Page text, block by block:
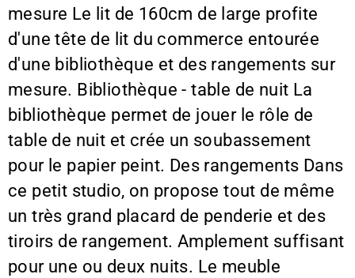
mesure Le lit de 160cm de large profite
d'une tête de lit du commerce entourée
d'une bibliothèque et des rangements sur
mesure. Bibliothèque - table de nuit La
bibliothèque permet de jouer le rôle de
table de nuit et crée un soubassement
pour le papier peint. Des rangements Dans
ce petit studio, on propose tout de même
un très grand placard de penderie et des
tiroirs de rangement. Amplement suffisant
pour une ou deux nuits. Le meuble